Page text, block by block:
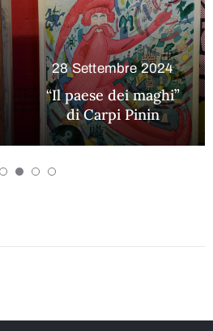
2024
dei maghi”
Carpi Pinin